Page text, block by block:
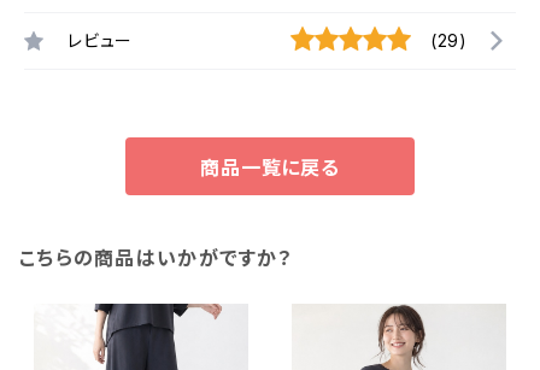
レビュー (29)
商品一覧に戻る
こちらの商品はいかがですか？